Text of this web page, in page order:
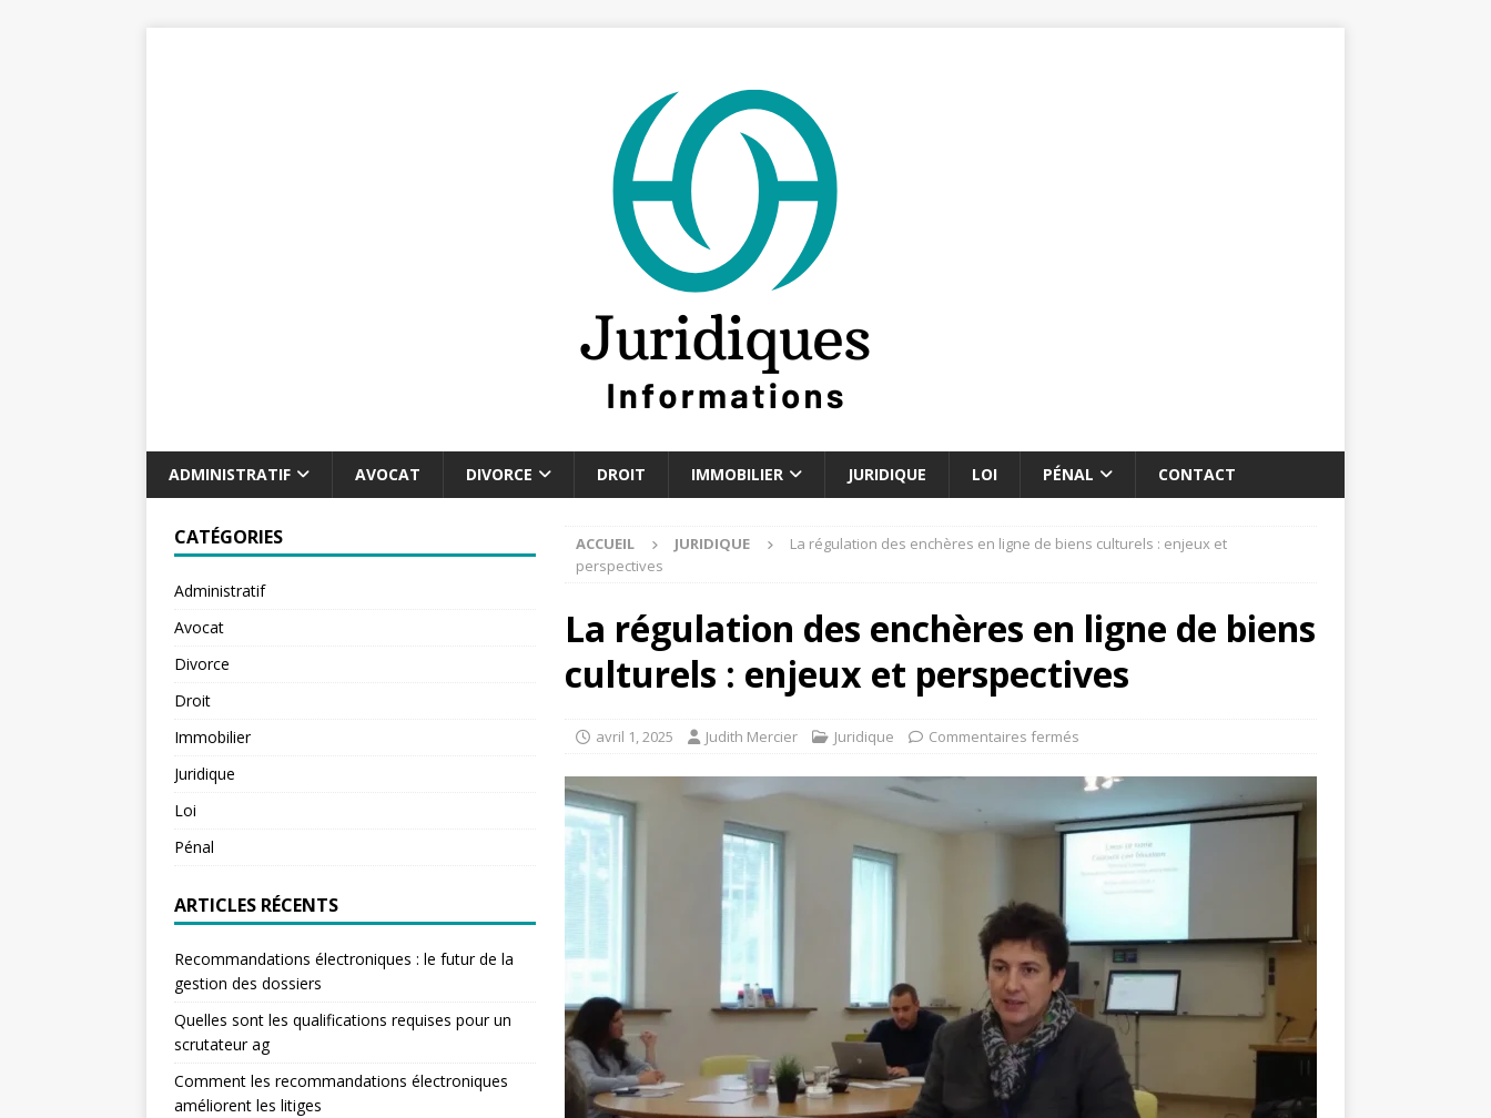
ADMINISTRATIF AVOCAT DIVORCE DROIT IMMOBILIER JURIDIQUE LOI PÉNAL CONTACT
ACCUEIL JURIDIQUE
La régulation des enchères en ligne de biens culturels : enjeux et
perspectives
La régulation des enchères en ligne de biens
culturels : enjeux et perspectives
avril 1, 2025 Judith Mercier Juridique Commentaires fermés
CATÉGORIES
Administratif
Avocat
Divorce
Droit
Immobilier
Juridique
Loi
Pénal
ARTICLES RÉCENTS
Recommandations électroniques : le futur de la
gestion des dossiers
Quelles sont les qualifications requises pour un
scrutateur ag
Comment les recommandations électroniques
améliorent les litiges